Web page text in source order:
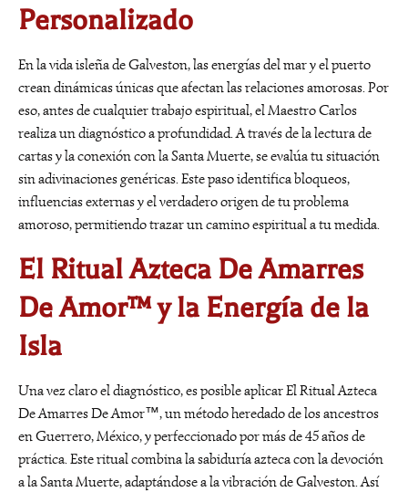
Personalizado
En la vida isleña de Galveston, las energías del mar y el puerto
crean dinámicas únicas que afectan las relaciones amorosas. Por
eso, antes de cualquier trabajo espiritual, el Maestro Carlos
realiza un diagnóstico a profundidad. A través de la lectura de
cartas y la conexión con la Santa Muerte, se evalúa tu situación
sin adivinaciones genéricas. Este paso identifica bloqueos,
influencias externas y el verdadero origen de tu problema
amoroso, permitiendo trazar un camino espiritual a tu medida.
El Ritual Azteca De Amarres
De Amor™ y la Energía de la
Isla
Una vez claro el diagnóstico, es posible aplicar El Ritual Azteca
De Amarres De Amor™, un método heredado de los ancestros
en Guerrero, México, y perfeccionado por más de 45 años de
práctica. Este ritual combina la sabiduría azteca con la devoción
a la Santa Muerte, adaptándose a la vibración de Galveston. Así